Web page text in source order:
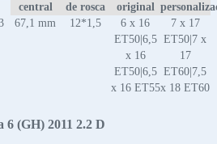
central
de rosca
original
67,1 mm 12*1,5
6 x 16
ET50|6,5
x 16
ET50|6,5
x 16 ET55
7 x 17
ET50|7 x
17
ET60|7,5
x 18 ET60
6 (GH) 2011 2.2 D